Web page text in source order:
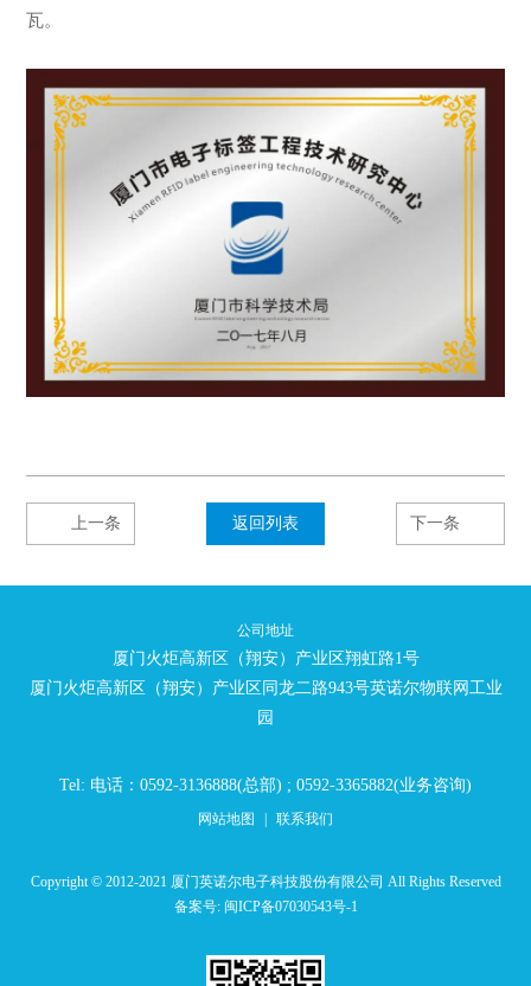
瓦。
上一条 返回列表 下一条
公司地址
厦门火炬高新区（翔安）产业区翔虹路1号
厦门火炬高新区（翔安）产业区同龙二路943号英诺尔物联网工业
园
Tel: 电话：0592-3136888(总部) ; 0592-3365882(业务咨询)
网站地图 | 联系我们
Copyright © 2012-2021 厦门英诺尔电子科技股份有限公司 All Rights Reserved
备案号: 闽ICP备07030543号-1